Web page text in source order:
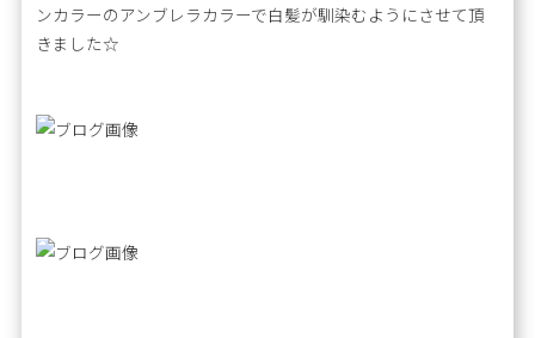
ンカラーのアンブレラカラーで白髪が馴染むようにさせて頂
きました☆